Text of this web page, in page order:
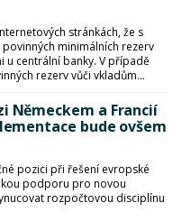
stránkách, že s
minimálních rezerv
u centrální banky. V případě
rezerv vůči vkladům...
Německem a Francií
bude ovšem
pozici při řešení evropské
podporu pro novou
rozpočtovou disciplínu